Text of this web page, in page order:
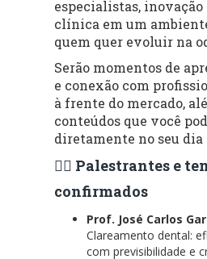
especialistas, inovação
clínica em um
quem quer evoluir na
Serão momentos de
e conexão com
à frente do mercado,
conteúdos que você
diretamente no seu dia
👨‍⚕️ Palestrantes e
confirmados
Prof. José Carlos
Clareamento dental:
com previsibilidade e